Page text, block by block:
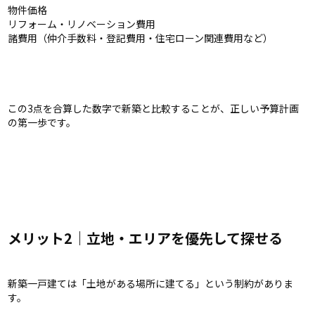
物件価格
リフォーム・リノベーション費用
諸費用（仲介手数料・登記費用・住宅ローン関連費用など）
この3点を合算した数字で新築と比較することが、正しい予算計画
の第一歩です。
メリット2｜立地・エリアを優先して探せる
新築一戸建ては「土地がある場所に建てる」という制約がありま
す。